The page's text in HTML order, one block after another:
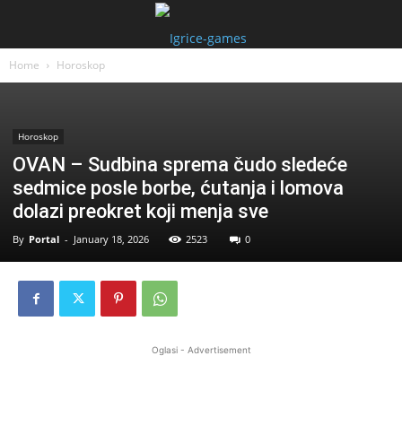
Home Horoskop
Horoskop
OVAN – Sudbina sprema čudo sledeće
sedmice posle borbe, ćutanja i lomova
dolazi preokret koji menja sve
By Portal - January 18, 2026 2523 0
Oglasi - Advertisement